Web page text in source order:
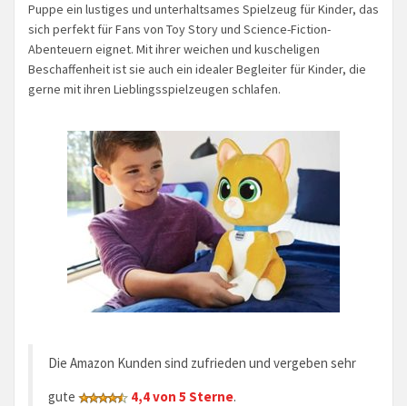
Puppe ein lustiges und unterhaltsames Spielzeug für Kinder, das
sich perfekt für Fans von Toy Story und Science-Fiction-
Abenteuern eignet. Mit ihrer weichen und kuscheligen
Beschaffenheit ist sie auch ein idealer Begleiter für Kinder, die
gerne mit ihren Lieblingsspielzeugen schlafen.
Die Amazon Kunden sind zufrieden und vergeben sehr
gute
4,4 von 5 Sterne.